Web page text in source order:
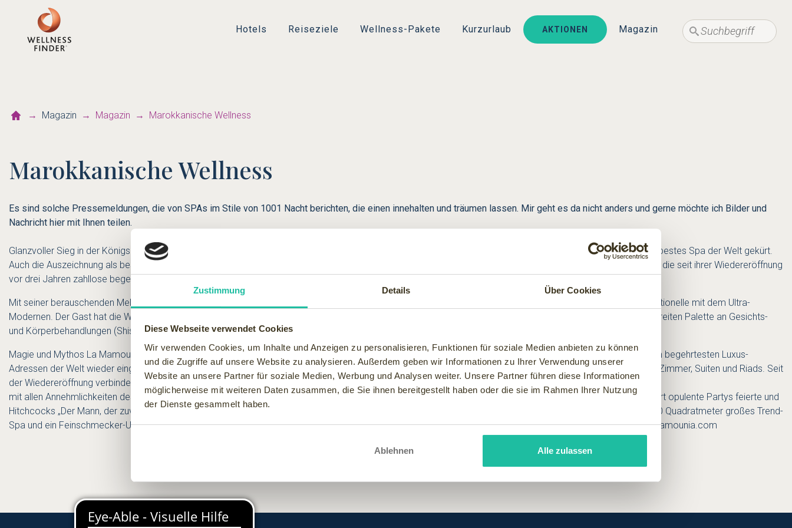
Zustimmung Details Über Cookies
Diese Webseite verwendet Cookies
Wir verwenden Cookies, um Inhalte und Anzeigen zu personalisieren, Funktionen für soziale Medien anbieten zu können
und die Zugriffe auf unsere Website zu analysieren. Außerdem geben wir Informationen zu Ihrer Verwendung unserer
Website an unsere Partner für soziale Medien, Werbung und Analysen weiter. Unsere Partner führen diese Informationen
möglicherweise mit weiteren Daten zusammen, die Sie ihnen bereitgestellt haben oder die sie im Rahmen Ihrer Nutzung
der Dienste gesammelt haben.
Ablehnen Alle zulassen
Hotels Reiseziele Wellness-Pakete Kurzurlaub AKTIONEN Magazin
Suche
Suche
Magazin Magazin Marokkanische Wellness
Marokkanische Wellness
Es sind solche Pressemeldungen, die von SPAs im Stile von 1001 Nacht berichten, die einen innehalten und träumen lassen. Mir geht es da nicht anders und gerne möchte ich Bilder und
Nachricht hier mit Ihnen teilen.
Glanzvoller Sieg in der Königsdisziplin: Das Spa des
wurde bei den Readers’ Spa Awards 2011 des Condé Nast Traveller als bestes Spa der Welt gekürt.
Auch die Auszeichnung als bestes Hotel-Spa in der Region Afrika, Mittlerer Osten und Indischer Ozean ging an die Grande-Dame der marokkanischen Hotellerie, die seit ihrer Wiedereröffnung
vor drei Jahren zahllose begeisterte Fans für sich gewinnen konnte.
Mit seiner berauschenden Melange aus marokkanischer und östlicher Kultur verbindet das 2.500 Quadratmeter große Spa auf beeindruckende Weise das Traditionelle mit dem Ultra-
Modernen. Der Gast hat die Wahl aus über 80 Anwendungen, vom klassischen marokkanischen Hamam-Angebot mit marocMaroc-Produkten bis hin zu einer breiten Palette an Gesichts-
und Körperbehandlungen (Shiseido), Maniküre und Pediküre (La Ric) und Hairstyling (Jean Michel Faretra Paris).
Magie und Mythos La Mamounia: Nach dreijährigem Facelift hat das legendäre Palasthotel der marokkanischen Königsstadt Marrakesch seinen Platz unter den begehrtesten Luxus-
Adressen der Welt wieder eingenommen. Die Hotel-Ikone vor dem atemberaubenden Panorama des Hohen Atlas bietet ihren Gästen 210 spektakulär schöne Zimmer, Suiten und Riads. Seit
der Wiedereröffnung verbindet sich die glamouröse Geschichte des Hauses
mit allen Annehmlichkeiten des 21. Jahrhunderts zu einem einzigartigen Erlebnis von Sinnlichkeit, Emotionalität und Zauber. Wo Prinz Mamoun im 18. Jahrhundert opulente Partys feierte und
Hitchcocks „Der Mann, der zuviel wusste“ entstand, tauchen die Gäste jetzt in ein modernes Märchen ein. Das verspielte Dekor, der sagenhafte Garten, ein 2.500 Quadratmeter großes Trend-
Spa und ein Feinschmecker-Universum mit zwei gefeierten Zwei-Sterne-Köchen sind die Glanzlichter neuen La Mamounia. Weitere Informationen unterwww.mamounia.com